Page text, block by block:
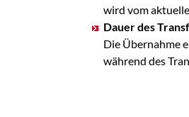
wird vom
Dauer des
Die Übernahme
während des